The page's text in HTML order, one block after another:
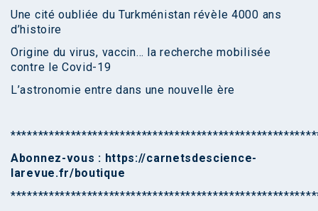
Une cité oubliée du Turkménistan révèle 4000 ans
d’histoire
Origine du virus, vaccin… la recherche mobilisée
contre le Covid-19
L’astronomie entre dans une nouvelle ère
Abonnez-vous : https://carnetsdescience-
larevue.fr/boutique